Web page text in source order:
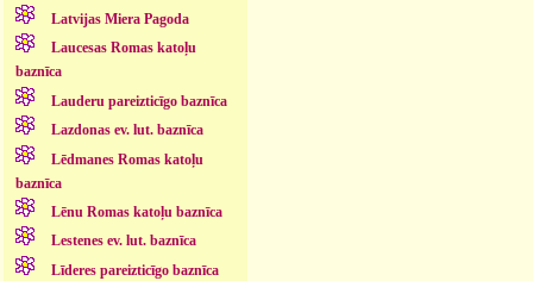
Latvijas Miera Pagoda
Laucesas Romas katoļu
baznīca
Lauderu pareizticīgo baznīca
Lazdonas ev. lut. baznīca
Lēdmanes Romas katoļu
baznīca
Lēnu Romas katoļu baznīca
Lestenes ev. lut. baznīca
Līderes pareizticīgo baznīca